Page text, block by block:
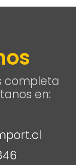
completa
en: